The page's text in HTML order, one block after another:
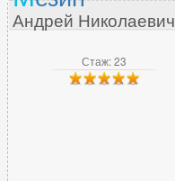
Э
Эндокринолог
Эндоскопист
Стаж: 23
Андрей Николаевич